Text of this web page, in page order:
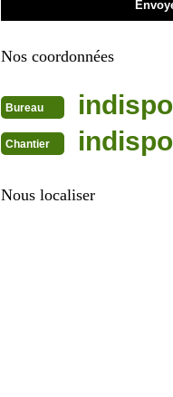
Nos coordonnées
Bureau
Chantier
Nous localiser